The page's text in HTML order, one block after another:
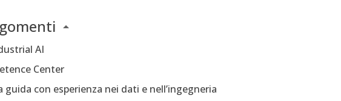
AI
Center
guida con esperienza nei dati e nell’ingegneria